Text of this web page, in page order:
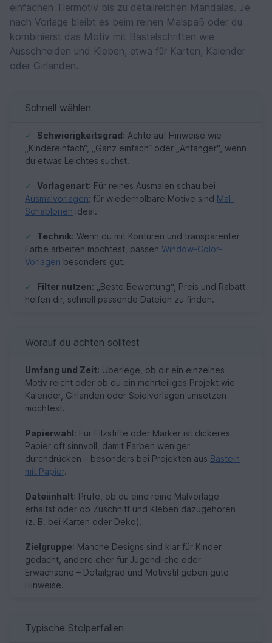
einfachen Tiermotiv bis zu detailreichen Mandalas. Je
nach Vorlage bleibt es beim reinen Malspaß oder du
kombinierst das Motiv mit Bastelschritten wie
Ausschneiden und Kleben, etwa für Karten, Kalender
oder Girlanden.
Schnell wählen
✓ Schwierigkeitsgrad: Achte auf Hinweise wie
„Kindereinfach“, „Ganz einfach“ oder „Anfänger“, wenn
du etwas Leichtes suchst.
✓ Vorlagenart: Für reines Ausmalen schau bei
Ausmalvorlagen; für wiederholbare Motive sind Mal-
Schablonen ideal.
✓ Technik: Wenn du mit Konturen und transparenter
Farbe arbeiten möchtest, passen Window-Color-
Vorlagen besonders gut.
✓ Filter nutzen: „Beste Bewertung“, Preis und Rabatt
helfen dir, schnell passende Dateien zu finden.
Worauf du achten solltest
Umfang und Zeit: Überlege, ob dir ein einzelnes
Motiv reicht oder ob du ein mehrteiliges Projekt wie
Kalender, Girlanden oder Spielvorlagen umsetzen
möchtest.
Papierwahl: Für Filzstifte oder Marker ist dickeres
Papier oft sinnvoll, damit Farben weniger
durchdrücken – besonders bei Projekten aus Basteln
mit Papier.
Dateiinhalt: Prüfe, ob du eine reine Malvorlage
erhältst oder ob Zuschnitt und Kleben dazugehören
(z. B. bei Karten oder Deko).
Zielgruppe: Manche Designs sind klar für Kinder
gedacht, andere eher für Jugendliche oder
Erwachsene – Detailgrad und Motivstil geben gute
Hinweise.
Typische Stolperfallen